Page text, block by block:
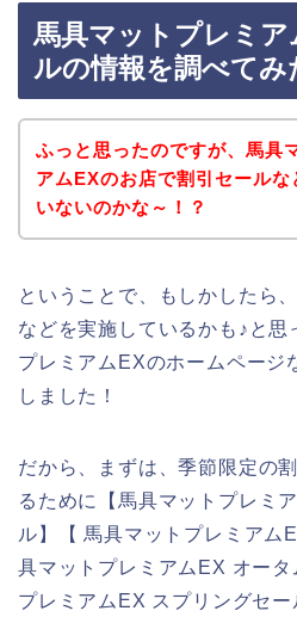
馬具マットプレミア
ルの情報を調べてみ
ふっと思ったのですが、馬具
アムEXのお店で割引セールな
いないのかな～！？
ということで、もしかしたら
などを実施しているかも♪と思
プレミアムEXのホームページ
しました！
だから、まずは、季節限定の
るために【馬具マットプレミ
ル】【 馬具マットプレミアム
具マットプレミアムEX オータ
プレミアムEX スプリングセ